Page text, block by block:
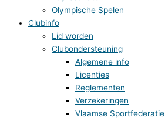
Olympische Spelen
Clubinfo
Lid worden
Clubondersteuning
Algemene info
Licenties
Reglementen
Verzekeringen
Vlaamse Sportfederatie